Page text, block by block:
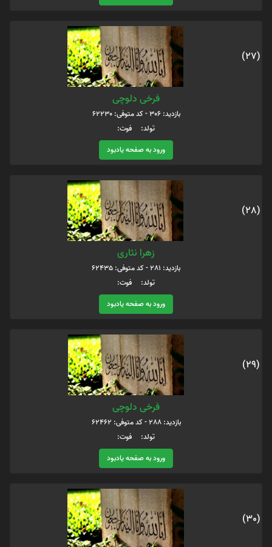
(27)
فرخی دلوچی
بازدید: 306 - کد متوفی: 62230
تولد: فوت:
ورود به صفحه یادبود
(28)
زهرا نثاری
بازدید: 281 - کد متوفی: 62435
تولد: فوت:
ورود به صفحه یادبود
(29)
فرخی دلوچی
بازدید: 288 - کد متوفی: 62462
تولد: فوت:
ورود به صفحه یادبود
(30)